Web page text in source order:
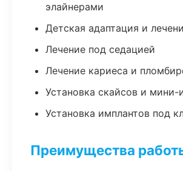
элайнерами
Детская адаптация и
Лечение под седацией
Лечение кариеса и
Установка скайсов и мини-
Установка имплантов под
Преимущества